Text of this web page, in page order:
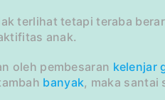
terlihat tetapi teraba
anak.
oleh pembesaran kelenjar
banyak, maka santai